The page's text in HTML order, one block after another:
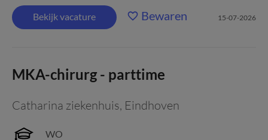
Bekijk vacature Bewaren 15-07-2026
MKA-chirurg - parttime
Catharina ziekenhuis, Eindhoven
WO